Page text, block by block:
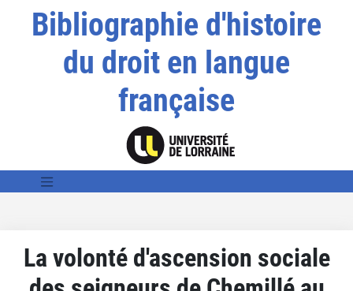
Bibliographie d'histoire
du droit en langue
française
La volonté d'ascension sociale